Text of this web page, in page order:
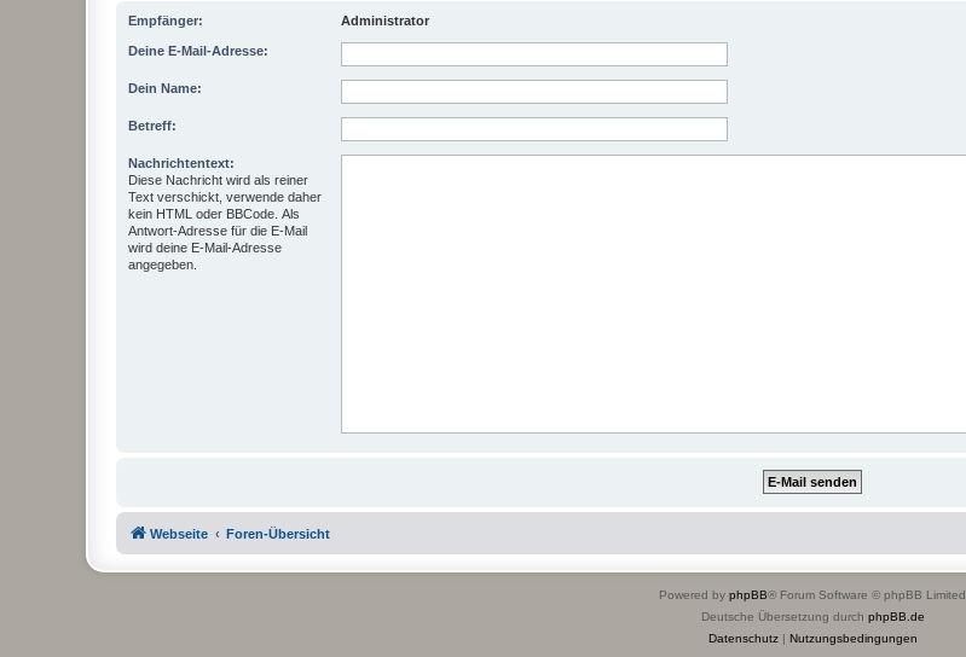
Empfänger: Administrator
Deine E-Mail-Adresse:
Dein Name:
Betreff:
Nachrichtentext:
Diese Nachricht wird als reiner
Text verschickt, verwende daher
kein HTML oder BBCode. Als
Antwort-Adresse für die E-Mail
wird deine E-Mail-Adresse
angegeben.
Webseite Foren-Übersicht
Powered by phpBB® Forum Software © phpBB Limited
Deutsche Übersetzung durch phpBB.de
Datenschutz| Nutzungsbedingungen